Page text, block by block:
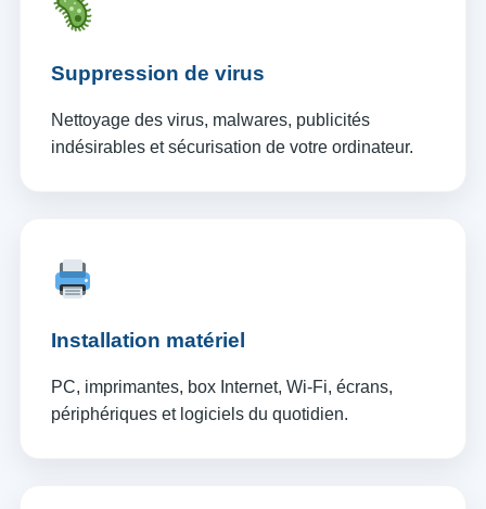
Suppression de virus
Nettoyage des virus, malwares, publicités
indésirables et sécurisation de votre ordinateur.
Installation matériel
PC, imprimantes, box Internet, Wi-Fi, écrans,
périphériques et logiciels du quotidien.